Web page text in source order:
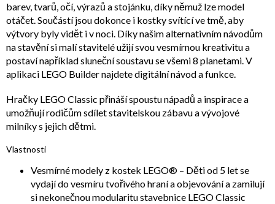
barev, tvarů, očí, výrazů a stojánku, díky němuž lze model
otáčet. Součástí jsou dokonce i kostky svítící ve tmě, aby
výtvory byly vidět i v noci. Díky našim alternativním návodům
na stavění si malí stavitelé užijí svou vesmírnou kreativitu a
postaví například sluneční soustavu se všemi 8 planetami. V
aplikaci LEGO Builder najdete digitální návod a funkce.
Hračky LEGO Classic přináší spoustu nápadů a inspirace a
umožňují rodičům sdílet stavitelskou zábavu a vývojové
milníky s jejich dětmi.
Vlastnosti
Vesmírné modely z kostek LEGO® – Děti od 5 let se
vydají do vesmíru tvořivého hraní a objevování a zamilují
si nekonečnou modularitu stavebnice LEGO Classic